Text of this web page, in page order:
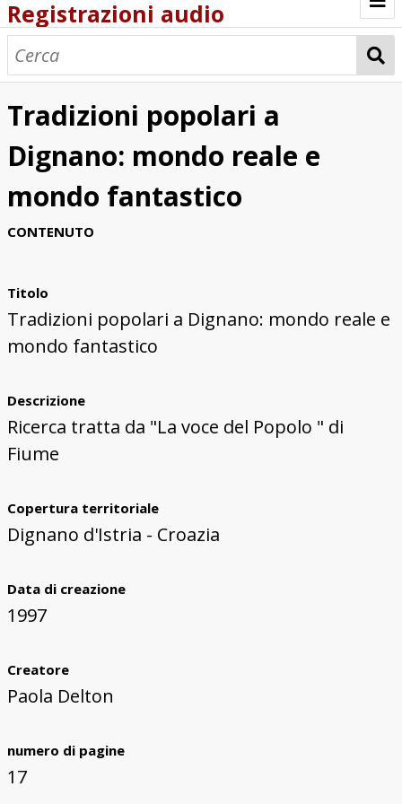
Registrazioni audio
Browse
Tradizioni popolari a
Dignano: mondo reale e
mondo fantastico
CONTENUTO
Titolo
Tradizioni popolari a Dignano: mondo reale e
mondo fantastico
Descrizione
Ricerca tratta da "La voce del Popolo " di
Fiume
Copertura territoriale
Dignano d'Istria - Croazia
Data di creazione
1997
Creatore
Paola Delton
numero di pagine
17